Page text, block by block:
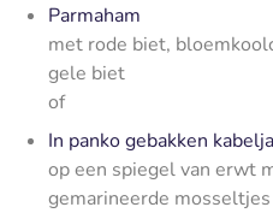
Parmaham
met rode biet,
gele biet
of
In panko gebakken
op een spiegel van erwt
gemarineerde mosseltjes